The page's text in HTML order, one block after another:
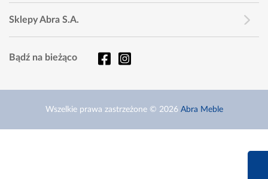
Sklepy Abra S.A.
Bądź na bieżąco
Wszelkie prawa zastrzeżone © 2026 Abra Meble